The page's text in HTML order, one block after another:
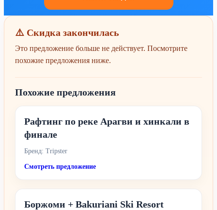
⚠️ Скидка закончилась
Это предложение больше не действует. Посмотрите
похожие предложения ниже.
Похожие предложения
Рафтинг по реке Арагви и хинкали в
финале
Бренд: Tripster
Смотреть предложение
Боржоми + Bakuriani Ski Resort